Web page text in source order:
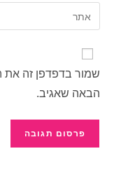
שמור בדפדפן זה את
הבאה שאגיב.